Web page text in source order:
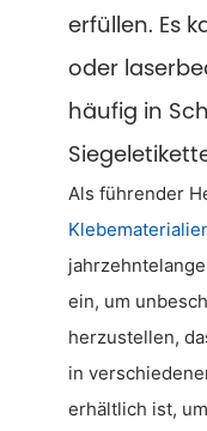
erfüllen. Es
oder
häufig in
Als führender
ein, um
herzustellen,
in
erhältlich ist,